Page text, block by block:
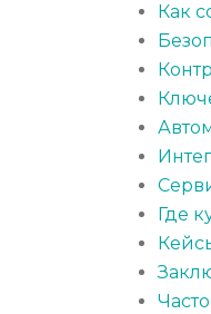
Как
Где